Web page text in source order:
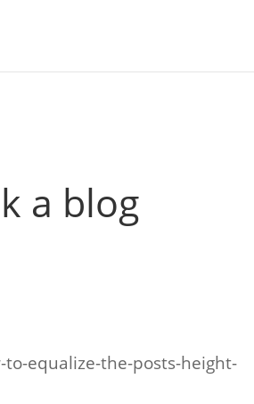
a blog
equalize-the-posts-height-